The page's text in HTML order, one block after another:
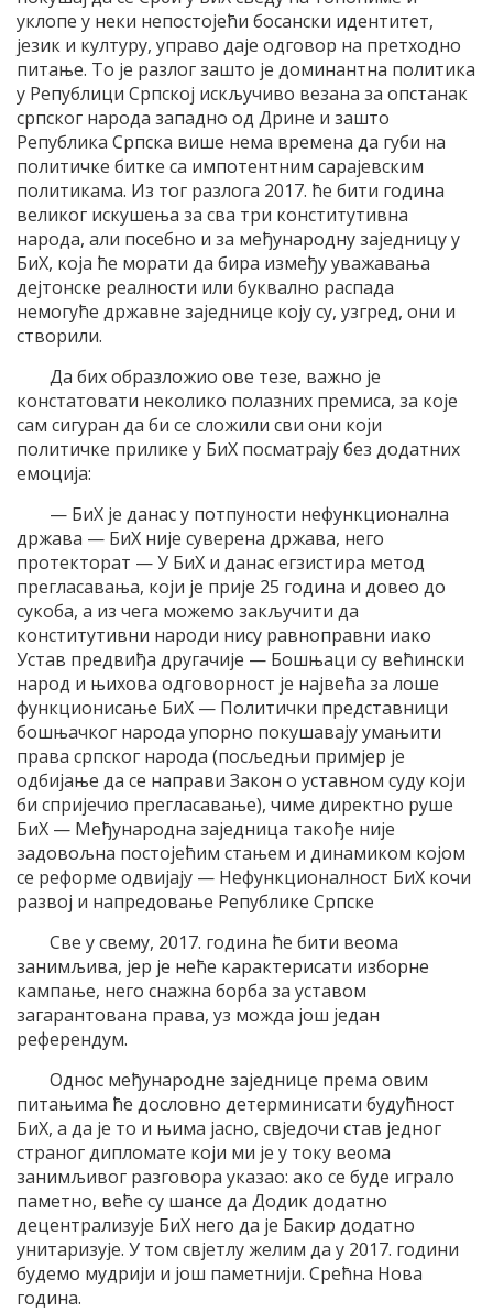
уклопе у неки непостојећи босански идентитет,
језик и културу, управо даје одговор на претходно
питање. То је разлог зашто је доминантна политика
у Републици Српској искључиво везана за опстанак
српског народа западно од Дрине и зашто
Република Српска више нема времена да губи на
политичке битке са импотентним сарајевским
политикама. Из тог разлога 2017. ће бити година
великог искушења за сва три конститутивна
народа, али посебно и за међународну заједницу у
БиХ, која ће морати да бира између уважавања
дејтонске реалности или буквално распада
немогуће државне заједнице коју су, узгред, они и
створили.
Да бих образложио ове тезе, важно је
констатовати неколико полазних премиса, за које
сам сигуран да би се сложили сви они који
политичке прилике у БиХ посматрају без додатних
емоција:
— БиХ је данас у потпуности нефункционална
држава — БиХ није суверена држава, него
протекторат — У БиХ и данас егзистира метод
прегласавања, који је прије 25 година и довео до
сукоба, а из чега можемо закључити да
конститутивни народи нису равноправни иако
Устав предвиђа другачије — Бошњаци су већински
народ и њихова одговорност је највећа за лоше
функционисање БиХ — Политички представници
бошњачког народа упорно покушавају умањити
права српског народа (посљедњи примјер је
одбијање да се направи Закон о уставном суду који
би спријечио прегласавање), чиме директно руше
БиХ — Међународна заједница такође није
задовољна постојећим стањем и динамиком којом
се реформе одвијају — Нефункционалност БиХ кочи
развој и напредовање Републике Српске
Све у свему, 2017. година ће бити веома
занимљива, јер је неће карактерисати изборне
кампање, него снажна борба за уставом
загарантована права, уз можда још један
референдум.
Однос међународне заједнице према овим
питањима ће дословно детерминисати будућност
БиХ, а да је то и њима јасно, свједочи став једног
страног дипломате који ми је у току веома
занимљивог разговора указао: ако се буде играло
паметно, веће су шансе да Додик додатно
децентрализује БиХ него да је Бакир додатно
унитаризује. У том свјетлу желим да у 2017. години
будемо мудрији и још паметнији. Срећна Нова
година.